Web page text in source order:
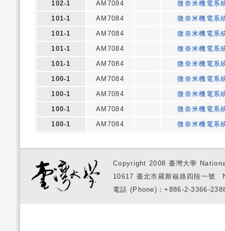
102-1
AM7084
微奈米機電系
101-1
AM7084
微奈米機電系
101-1
AM7084
微奈米機電系
101-1
AM7084
微奈米機電系
101-1
AM7084
微奈米機電系
100-1
AM7084
微奈米機電系
100-1
AM7084
微奈米機電系
100-1
AM7084
微奈米機電系
100-1
AM7084 微奈米機電系
Copyright 2008 臺灣大學
10617 臺北市羅斯福路四段一
電話 (Phone)：+886-2-3366-